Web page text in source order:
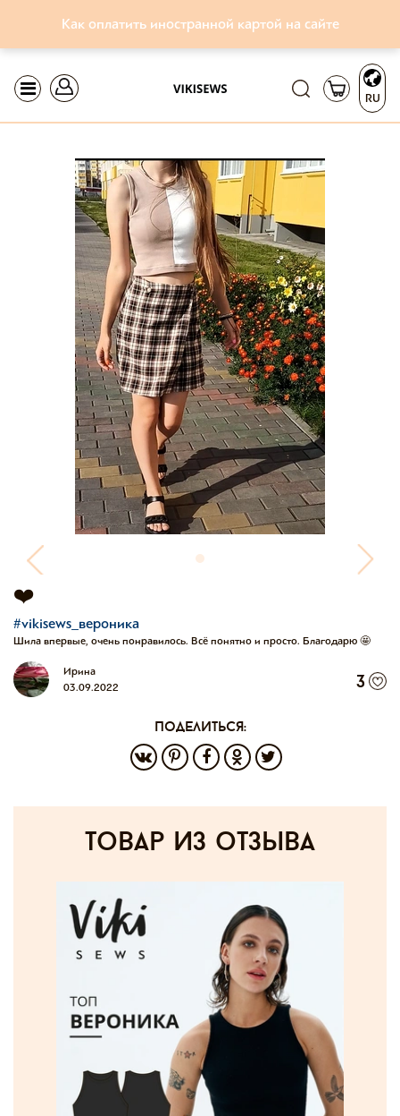
Как оплатить иностранной картой на сайте
RU
❤️
#vikisews_вероника
Шила впервые, очень понравилось. Всё понятно и просто. Благодарю 🤩
Ирина
03.09.2022
3
поделиться:
товар из отзыва